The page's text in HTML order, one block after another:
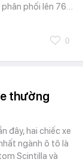
phối lên 76…
0
thường
đây, hai chiếc xe
ngành ô tô là
Scintilla và